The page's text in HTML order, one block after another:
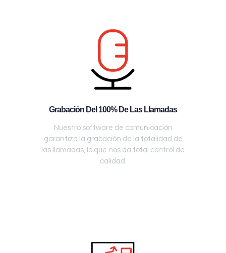
Grabación Del 100% De Las Llamadas
Nuestro software de comunicación
garantiza la grabación de la totalidad de
las llamadas, lo que nos da total control de
calidad.